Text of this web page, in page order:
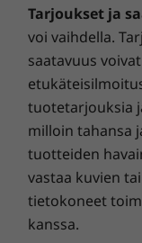
IdeaPad Slim
vaivattomasti
Laitteen 13.
‑suorittimet
varmistavat
tallennustila
tahansa.
Kuuloke- ja
MicroSD-kortin
USB-portin siirtonopeudet
kuten isäntä- ja
kokoonpanon ja
voivat olla odotettua
Sertifioinnit /
ENERGY STAR
ja
Valitse
Pysyt
maailmaa
takaisin
yhdistetään
huimaan
kokemuksesta
PC-
Tarjoukset ja
voi vaihdella.
saatavuus
tuotetarjouksia
milloin tahansa
tuotteiden
vastaa kuvien
tietokoneet
kanssa.